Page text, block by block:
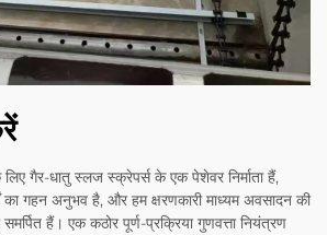
गैर-धातु स्लज स्क्रेपर्स के एक पेशेवर निर्माता हैं,
का गहन अनुभव है, और हम क्षरणकारी माध्यम अवसादन की
हैं। एक कठोर पूर्ण-प्रक्रिया गुणवत्ता नियंत्रण